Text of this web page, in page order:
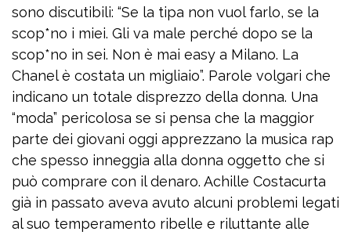
sono discutibili: “Se la tipa non vuol farlo, se la
scop*no i miei. Gli va male perché dopo se la
scop*no in sei. Non è mai easy a Milano. La
Chanel è costata un migliaio”. Parole volgari che
indicano un totale disprezzo della donna. Una
“moda” pericolosa se si pensa che la maggior
parte dei giovani oggi apprezzano la musica rap
che spesso inneggia alla donna oggetto che si
può comprare con il denaro. Achille Costacurta
già in passato aveva avuto alcuni problemi legati
al suo temperamento ribelle e riluttante alle